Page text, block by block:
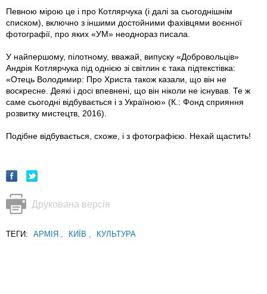
Певною мірою це і про Котлярчука (і далі за сьогоднішнім
списком), включно з іншими достойними фахівцями воєнної
фотографії, про яких «УМ» неоднораз писала.
У найпершому, пілотному, вважай, випуску «Добровольців»
Андрія Котлярчука під однією зі світлин є така підтекстівка:
«Отець Володимир: Про Христа також казали, що він не
воскресне. Деякі і досі впевнені, що він ніколи не існував. Те ж
саме сьогодні відбувається і з Україною» (К.: Фонд сприяння
розвитку мистецтв, 2016).
Подібне відбувається, схоже, і з фотографією. Нехай щастить!
Друкована версія
ТЕГИ: АРМІЯ , КИЇВ , КУЛЬТУРА